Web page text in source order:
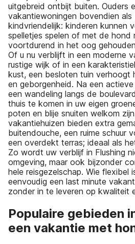
uitgebreid ontbijt buiten. Ouders
vakantiewoningen bovendien als
kindvriendelijk: kinderen kunnen
spelletjes spelen of met de
voortdurend in het oog
Of u nu verblijft in een moderne
rustige wijk of in een
kust, een besloten tuin verhoogt
en geborgenheid. Na een
een wandeling langs de
thuis te komen in uw eigen
poten en blije snuiten welkom
vakantiehuizen bieden extra
buitendouche, een ruime schuur
een overdekt terras; ideaal als
Zo wordt uw verblijf in Flushing
omgeving, maar ook bijzonder
hele reisgezelschap. Wie flexibel
eenvoudig een last minute
zonder in te leveren op kwaliteit
Populaire gebieden
een vakantie met